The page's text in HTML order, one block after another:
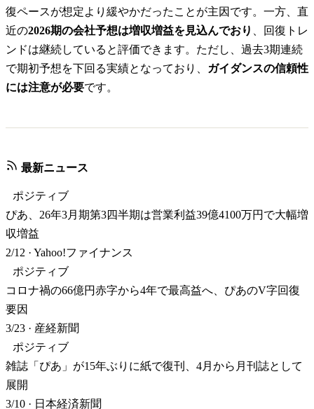
復ペースが想定より緩やかだったことが主因です。一方、直
近の2026期の会社予想は増収増益を見込んでおり
、回復トレ
ンドは継続していると評価できます。ただし、過去3期連続
で期初予想を下回る実績となっており、
ガイダンスの信頼性
には注意が必要です。
最新ニュース
ポジティブ
ぴあ、26年3月期第3四半期は営業利益39億4100万円で大幅増
収増益
2/12 · Yahoo!ファイナンス
ポジティブ
コロナ禍の66億円赤字から4年で最高益へ、ぴあのV字回復
要因
3/23 · 産経新聞
ポジティブ
雑誌「ぴあ」が15年ぶりに紙で復刊、4月から月刊誌として
展開
3/10 · 日本経済新聞